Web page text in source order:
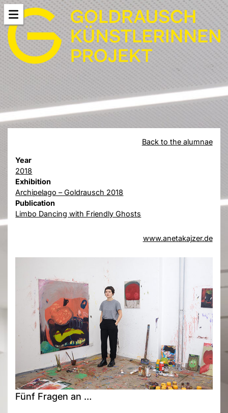
Back to the alumnae
Year
2018
Exhibition
Archipelago – Goldrausch 2018
Publication
Limbo Dancing with Friendly Ghosts
www.anetakajzer.de
Fünf Fragen an …